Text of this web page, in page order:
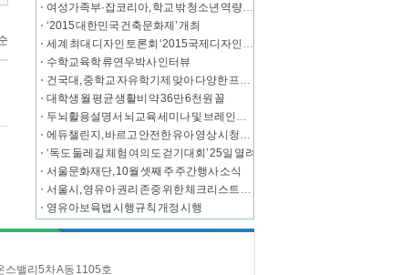
여성가족부·잡코리아, 학교 밖 청소년 역량강화 위한 온라인캠페인 전개
‘2015 대한민국 건축문화제’ 개최
세계 최대 디자인 토론회 ‘2015국제디자인총회’ 개막
수학교육학 류연우박사 인터뷰
건국대, 중학교 자유학기제 맞아 다양한 프로그램 제공
대학생 월 평균 생활비 약 36만 6천원 꼴
두뇌활용설명서 뇌교육 세미나 및 브레인콘서트 개최
에듀챌린지, 바르고 안전한 유아 영상 시청을 위한 ‘에듀캠페인’ 실시
‘독도 둘레길 체험 여의도 걷기대회’ 25일 열려
서울문화재단, 10월 셋째 주 주간행사 소식
서울시, 영유아 권리 존중 위한 체크리스트 발간
영유아보육법 시행규칙 개정 시행
스밸리5차 A동 1105호